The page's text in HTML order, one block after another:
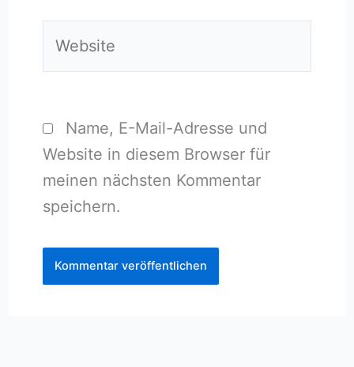
Name, E-Mail-Adresse und
Website in diesem Browser für
meinen nächsten Kommentar
speichern.